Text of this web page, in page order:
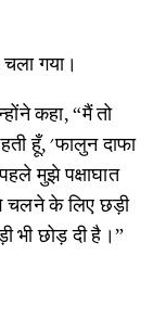
गया।
कहा, “मैं तो
हूँ, 'फालुन दाफा
मुझे पक्षाघात
चलने के लिए छड़ी
भी छोड़ दी है।”